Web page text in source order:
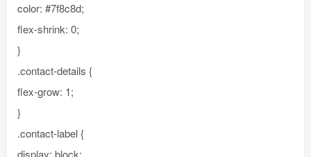
color: #7f8c8d;
flex-shrink: 0;
}
.contact-details {
flex-grow: 1;
}
.contact-label {
display: block;